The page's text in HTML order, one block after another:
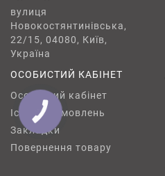
вулиця
Новокостянтинівська,
22/15, 04080, Київ,
Україна
ОСОБИСТИЙ КАБІНЕТ
Особистий кабінет
Історія замовлень
Закладки
Повернення товару
КНОПКА
ЗВ'ЯЗКУ